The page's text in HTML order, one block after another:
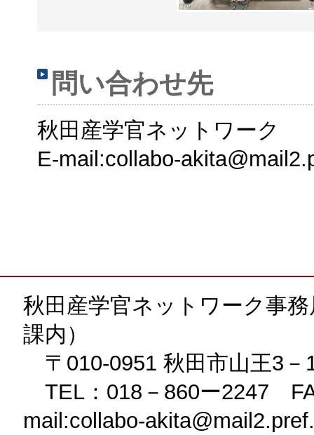
問い合わせ先
秋田産学官ネットワーク
E-mail:collabo-
秋田産学官ネットワーク事
課内）
〒010-0951 秋田市山王3－
TEL：018－860ー2247
mail:collabo-